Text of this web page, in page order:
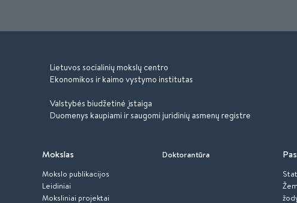
Lietuvos socialinių mokslų centro
Ekonomikos ir kaimo vystymo institutas
Valstybės biudžetinė įstaiga
Duomenys kaupiami ir saugomi juridinių asmenų registre
Mokslas
Mokslo publikacijos
Leidiniai
Moksliniai projektai
Doktorantūra